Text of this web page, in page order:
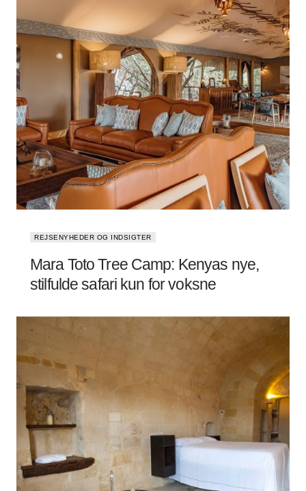
REJSENYHEDER OG INDSIGTER
Mara Toto Tree Camp: Kenyas nye,
stilfulde safari kun for voksne